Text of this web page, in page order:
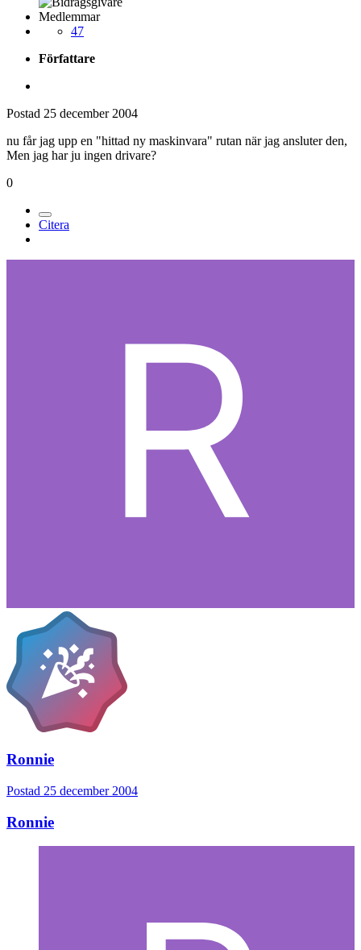
Medlemmar
47
Författare
Postad 25 december 2004
nu får jag upp en "hittad ny maskinvara" rutan när jag ansluter den,
Men jag har ju ingen drivare?
0
Citera
Ronnie
Postad 25 december 2004
Ronnie